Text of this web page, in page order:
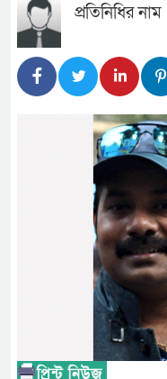
প্রতিনিধির নাম